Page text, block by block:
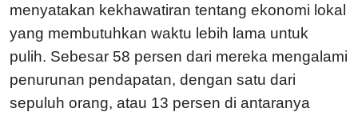
menyatakan kekhawatiran tentang ekonomi lokal
yang membutuhkan waktu lebih lama untuk
pulih. Sebesar 58 persen dari mereka mengalami
penurunan pendapatan, dengan satu dari
sepuluh orang, atau 13 persen di antaranya